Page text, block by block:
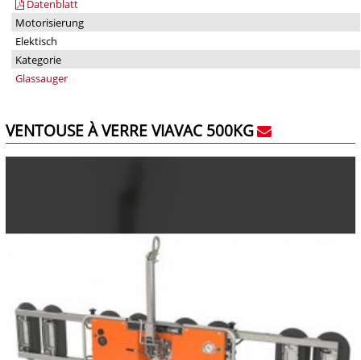
Datenblatt
Motorisierung
Elektisch
Kategorie
Glassauger
VENTOUSE À VERRE VIAVAC 500KG